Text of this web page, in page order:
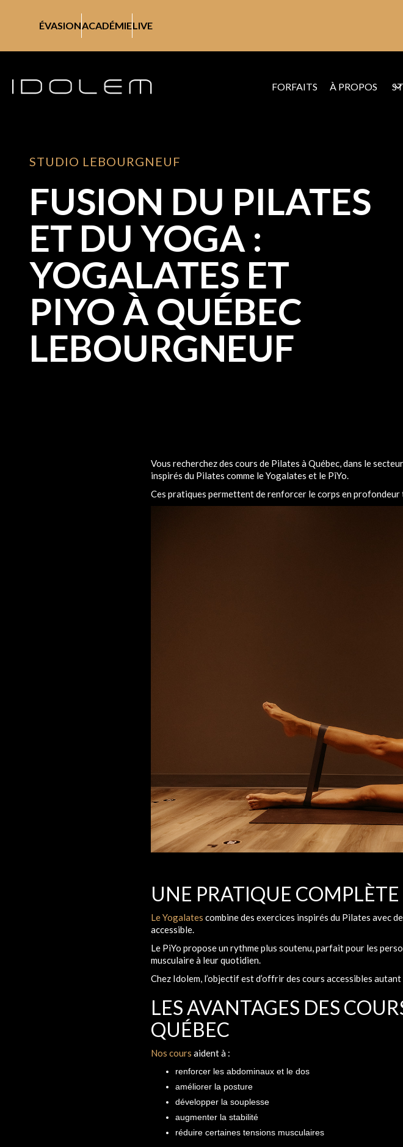
ÉVASIONACADÉMIELIVE
FORFAITS À PROPOS
STUDIO LEBOURGNEUF
FUSION DU PILATES
ET DU YOGA :
YOGALATES ET
PIYO À QUÉBEC
LEBOURGNEUF
Vous recherchez des cours de Pilates à Québec, dans le
inspirés du Pilates comme le Yogalates et le PiYo.
Ces pratiques permettent de renforcer le corps en
UNE PRATIQUE COMPLÈTE
Le Yogalates combine des exercices inspirés du Pilates avec
accessible.
Le PiYo propose un rythme plus soutenu, parfait pour les
musculaire à leur quotidien.
Chez Idolem, l’objectif est d’offrir des cours accessibles
LES AVANTAGES DES
QUÉBEC
Nos cours aident à :
renforcer les abdominaux et le dos
améliorer la posture
développer la souplesse
augmenter la stabilité
réduire certaines tensions musculaires